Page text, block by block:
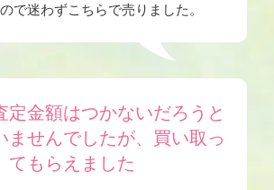
で迷わずこちらで売りました。
定金額はつかないだろうと
ませんでしたが、買い取っ
てもらえました